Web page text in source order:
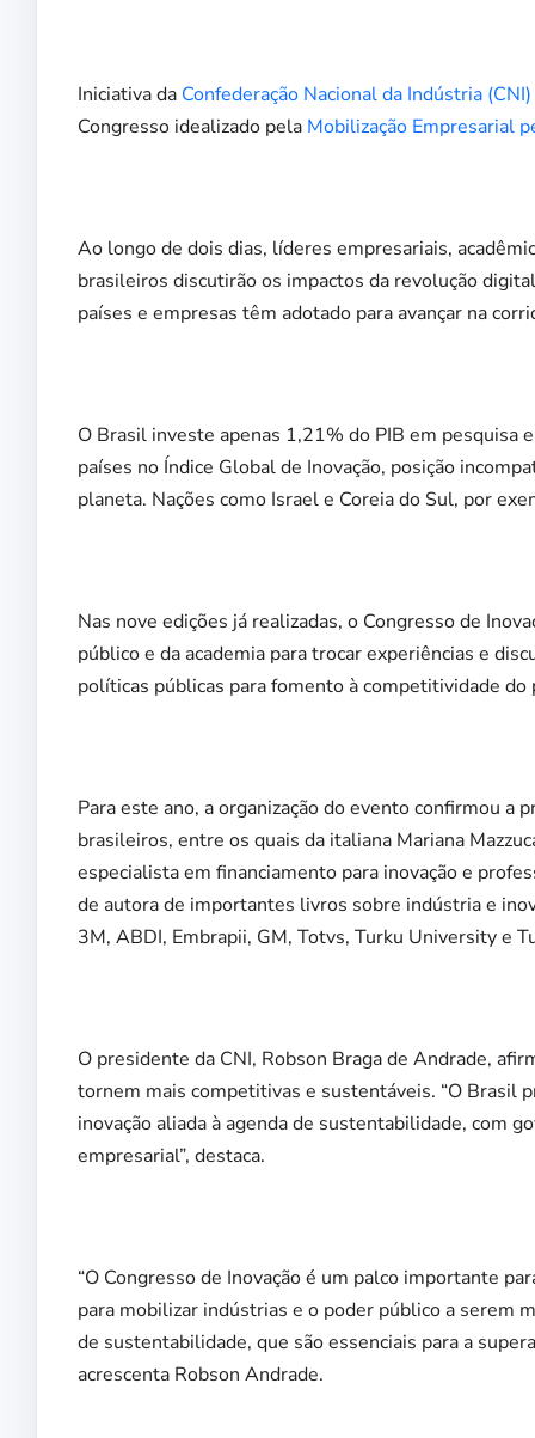
Iniciativa da Confederação Nacional da Indústria (CNI)
Congresso idealizado pela Mobilização Empresarial
Ao longo de dois dias, líderes empresariais,
brasileiros discutirão os impactos da revolução
países e empresas têm adotado para avançar na
O Brasil investe apenas 1,21% do PIB em pesquisa
países no Índice Global de Inovação, posição
planeta. Nações como Israel e Coreia do Sul, por
Nas nove edições já realizadas, o Congresso de
público e da academia para trocar experiências e
políticas públicas para fomento à competitividade do
Para este ano, a organização do evento confirmou
brasileiros, entre os quais da italiana Mariana
especialista em financiamento para inovação e
de autora de importantes livros sobre indústria e
3M, ABDI, Embrapii, GM, Totvs, Turku University e
O presidente da CNI, Robson Braga de Andrade,
tornem mais competitivas e sustentáveis. “O Brasil
inovação aliada à agenda de sustentabilidade, com
empresarial”, destaca.
“O Congresso de Inovação é um palco importante
para mobilizar indústrias e o poder público a serem
de sustentabilidade, que são essenciais para a
acrescenta Robson Andrade.